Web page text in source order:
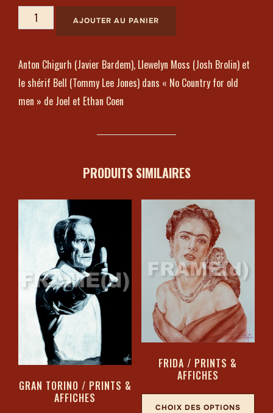
AJOUTER AU PANIER
Anton Chigurh (Javier Bardem), Llewelyn Moss (Josh Brolin) et
le shérif Bell (Tommy Lee Jones) dans « No Country for old
men » de Joel et Ethan Coen
PRODUITS SIMILAIRES
GRAN TORINO / PRINTS &
AFFICHES
FRIDA / PRINTS &
AFFICHES
CHOIX DES OPTIONS